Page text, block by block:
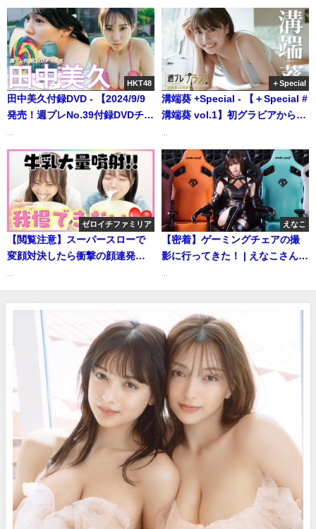
キングムービーをたっぷりお届
け♪ ＜2023年10月後期＞
―Reni Takagi（2023年10月13
日） | 週プレChannel【集英社
週刊プレイボーイ公式】さんよ
り
2025) | 講談社ヤンマガchさんよ
り
HKT48
田中美久付録DVD - 【2024/9/9
発売！週プレNo.39付録DVDチラ
（2024年09月09日） | 週プレ
Channel【集英社 週刊プレイボ
ーイ公式】さんより
＋Special
溝端葵 +Special - 【＋Special #
溝端葵 vol.1】初グラビアからわ
2025年6月後期＞―Aoi
Mizobata（Jun 13, 2025） | 週
プレChannel【集英社 週刊プレ
イボーイ公式】さんより
ゼロイチファミリア
【閲覧注意】スーパースローで
変顔対決したら衝撃の顔連発で
より
えなこ
【密着】ゲーミングチェアの撮
影に行ってきた！ | えなこさんよ